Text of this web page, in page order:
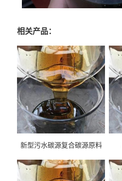
相关产品：
新型污水碳源复合碳源原料